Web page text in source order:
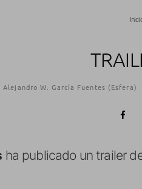
Alejandro W. García Fuentes (Esfera)
ha publicado un trailer